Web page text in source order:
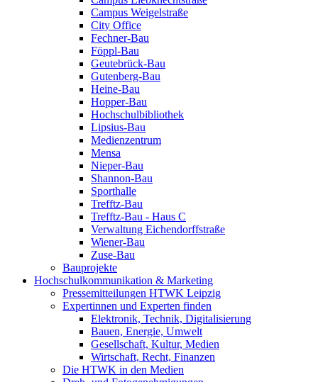
Campus Weigelstraße
City Office
Fechner-Bau
Föppl-Bau
Geutebrück-Bau
Gutenberg-Bau
Heine-Bau
Hopper-Bau
Hochschulbibliothek
Lipsius-Bau
Medienzentrum
Mensa
Nieper-Bau
Shannon-Bau
Sporthalle
Trefftz-Bau
Trefftz-Bau - Haus C
Verwaltung Eichendorffstraße
Wiener-Bau
Zuse-Bau
Bauprojekte
Hochschulkommunikation & Marketing
Pressemitteilungen HTWK Leipzig
Expertinnen und Experten finden
Elektronik, Technik, Digitalisierung
Bauen, Energie, Umwelt
Gesellschaft, Kultur, Medien
Wirtschaft, Recht, Finanzen
Die HTWK in den Medien